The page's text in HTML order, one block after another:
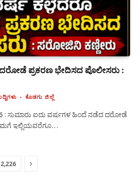
ಪ್ರಕರಣ ಭೇದಿಸದ ಪೊಲೀಸರು :
ಕೊಡಗು ಜಿಲ್ಲೆ
: ಸುಮಾರು ಐದು ವರ್ಷಗಳ ಹಿಂದೆ ನಡೆದ ದರೋಡೆ
ತಮಗೆ ಇಲ್ಲಿಯವರೆಗೂ…
2,226 Next